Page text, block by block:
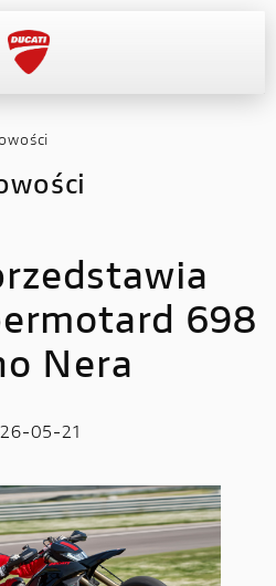
698
Nera
05-21